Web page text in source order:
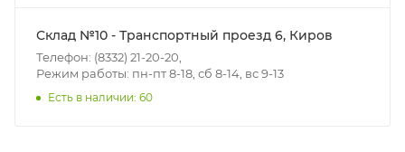
(перекрестки улиц):
• Дзержинского - Жуковского
• Ленина - 65 лет победы
• Московская - Ульяновская
Склад №10 - Транспортный проезд 6, Киров
Телефон: (8332) 21-20-20,
Режим работы: пн-пт 8-18, сб 8-14, вс 9-13
Есть в наличии: 60